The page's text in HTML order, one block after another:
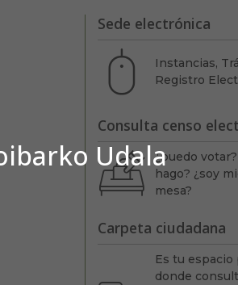
Udala
Sede electrónica
Instancias,
Registro
Consulta censo
¿puedo
hago? ¿soy
mesa?
Carpeta ciudadana
Es tu espacio
donde